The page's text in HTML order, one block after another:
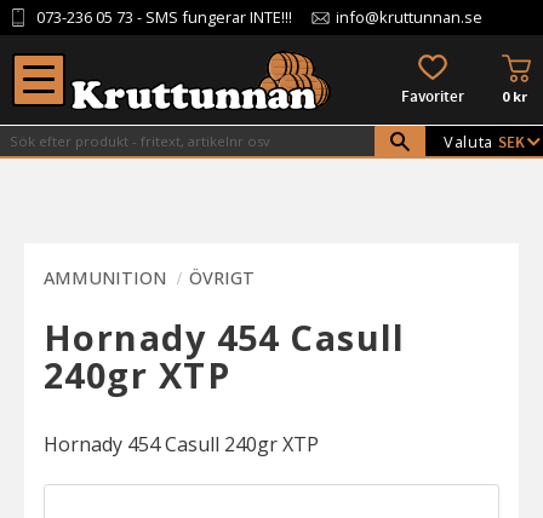
Meny
073-236 05 73 - SMS fungerar INTE!!! info@kruttunnan.se
FAVORITER 0kr
Valuta
AMMUNITION ÖVRIGT
Hornady 454 Casull
240gr XTP
Hornady 454 Casull 240gr XTP